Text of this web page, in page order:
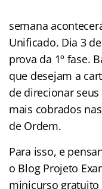
semana
Unificado. Dia 3
prova da 1º fase.
que desejam a
de direcionar
mais cobrados
de Ordem.
Para isso, e
o Blog Projeto
minicurso